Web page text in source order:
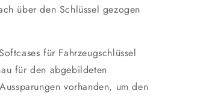
über den Schlüssel gezogen
für Fahrzeugschlüssel
für den abgebildeten
vorhanden, um den